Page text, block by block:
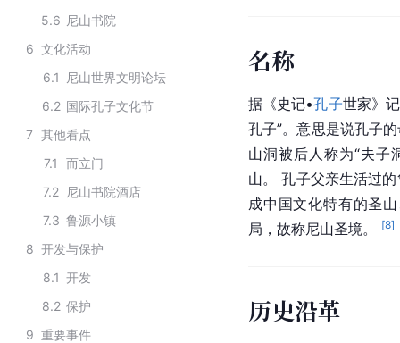
5.6 尼山书院
6 文化活动
6.1
尼山世界文明论坛
6.2 国际孔子文化节
7 其他看点
7.1
而立门
7.2 尼山书院酒店
7.3 鲁源小镇
8 开发与保护
8.1 开发
8.2 保护
9 重要事件
名称
据《史记•孔子世家》
孔子”。意思是说孔子
山洞被后人称为“夫子
山。 孔子父亲生活过的
成中国文化特有的圣
局，故称尼山圣境。
[8]
历史沿革